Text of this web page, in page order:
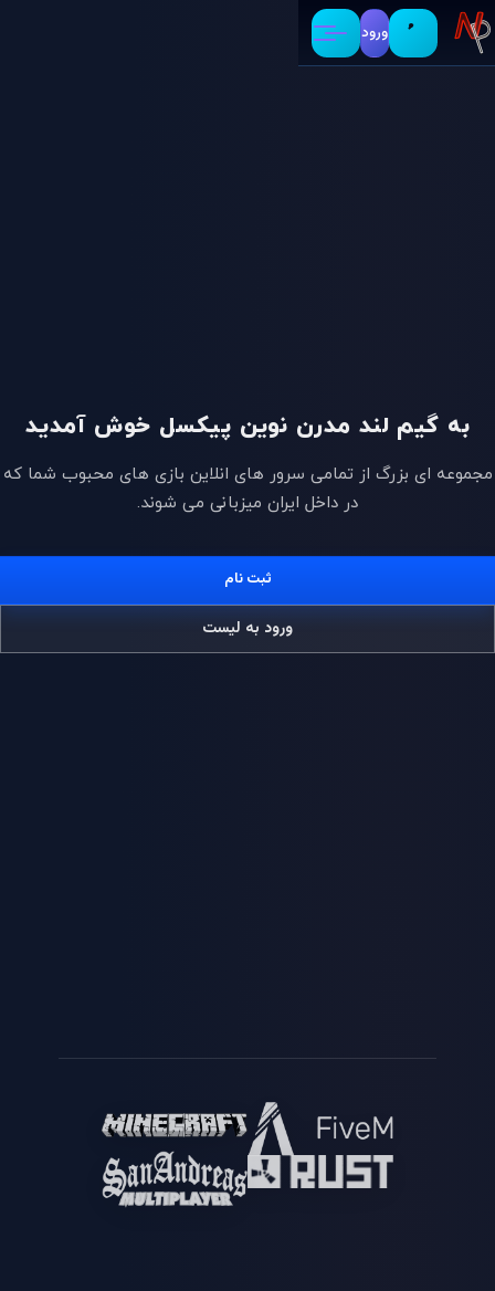
ورود
به گیم لند مدرن نوین پیکسل خوش آمدید
مجموعه ای بزرگ از تمامی سرور های انلاین بازی های محبوب شما که
در داخل ایران میزبانی می شوند.
ثبت نام
ورود به لیست